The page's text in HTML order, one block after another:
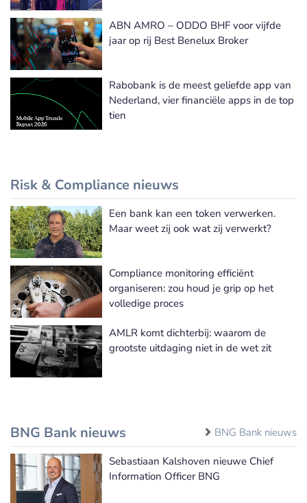
ABN AMRO – ODDO BHF voor vijfde
jaar op rij Best Benelux Broker
Rabobank is de meest geliefde app van
Nederland, vier financiële apps in de top
tien
Risk & Compliance nieuws
Meer Risk & Compliance nieuws
Een bank kan een token verwerken.
Maar weet zij ook wat zij verwerkt?
Compliance monitoring efficiënt
organiseren: zou houd je grip op het
volledige proces
AMLR komt dichterbij: waarom de
grootste uitdaging niet in de wet zit
BNG Bank nieuws BNG Bank nieuws
Sebastiaan Kalshoven nieuwe Chief
Information Officer BNG